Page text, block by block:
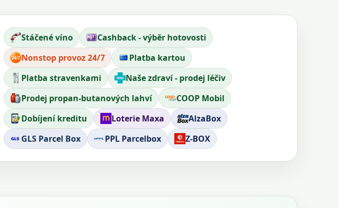
Stáčené víno
Cashback - výběr hotovosti
Nonstop provoz 24/7
Platba kartou
Platba stravenkami
Naše zdraví - prodej léčiv
Prodej propan-butanových lahví
COOP Mobil
Dobíjení kreditu
Loterie Maxa
AlzaBox
GLS Parcel Box
PPL Parcelbox Z-BOX